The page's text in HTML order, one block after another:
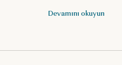
Devamını okuyun